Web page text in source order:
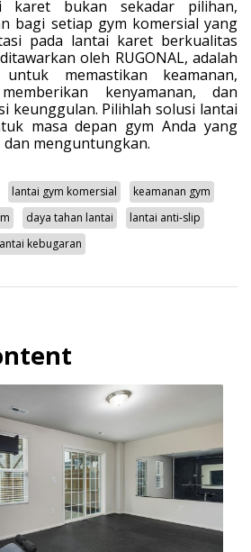
karet bukan sekadar pilihan,
bagi setiap gym komersial yang
pada lantai karet berkualitas
oleh RUGONAL, adalah
memastikan keamanan,
kenyamanan, dan
keunggulan. Pilihlah solusi lantai
masa depan gym Anda yang
dan menguntungkan.
lantai gym komersial
keamanan gym
daya tahan lantai
lantai anti-slip
kebugaran